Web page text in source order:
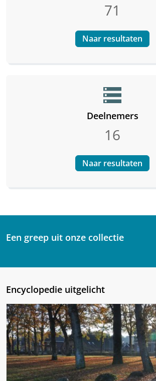
71
Naar resultaten
storage
Deelnemers
16
Naar resultaten
Een greep uit onze collectie
Encyclopedie uitgelicht